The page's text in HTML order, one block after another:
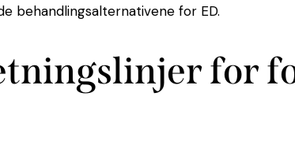
behandlingsalternativene for ED.
for